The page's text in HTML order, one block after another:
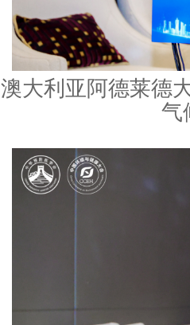
澳大利亚阿德莱德
气